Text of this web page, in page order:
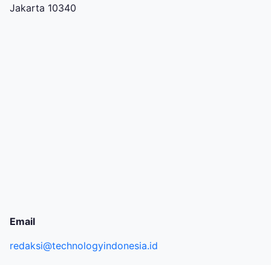
Jakarta 10340
Email
redaksi@technologyindonesia.id